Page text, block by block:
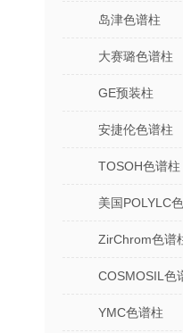
岛津色谱柱
大赛璐色谱柱
GE预装柱
安捷伦色谱柱
TOSOH色谱柱
美国POLYLC
ZirChrom色谱
COSMOSIL色
YMC色谱柱